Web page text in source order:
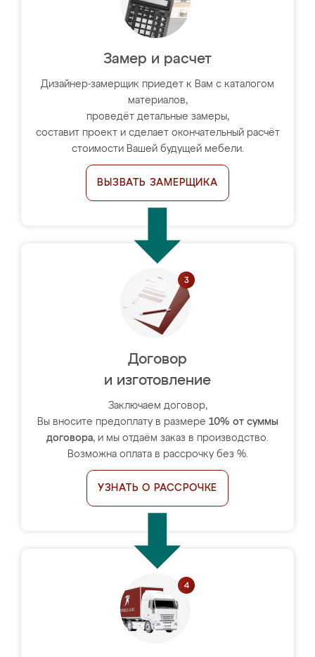
Замер и расчет
Дизайнер-замерщик приедет к Вам с каталогом
материалов,
проведёт детальные замеры,
составит проект и сделает окончательный расчёт
стоимости Вашей будущей мебели.
ВЫЗВАТЬ ЗАМЕРЩИКА
Договор
и изготовление
Заключаем договор,
Вы вносите предоплату в размере 10% от суммы
договора, и мы отдаём заказ в производство.
Возможна оплата в рассрочку без %.
УЗНАТЬ О РАССРОЧКЕ